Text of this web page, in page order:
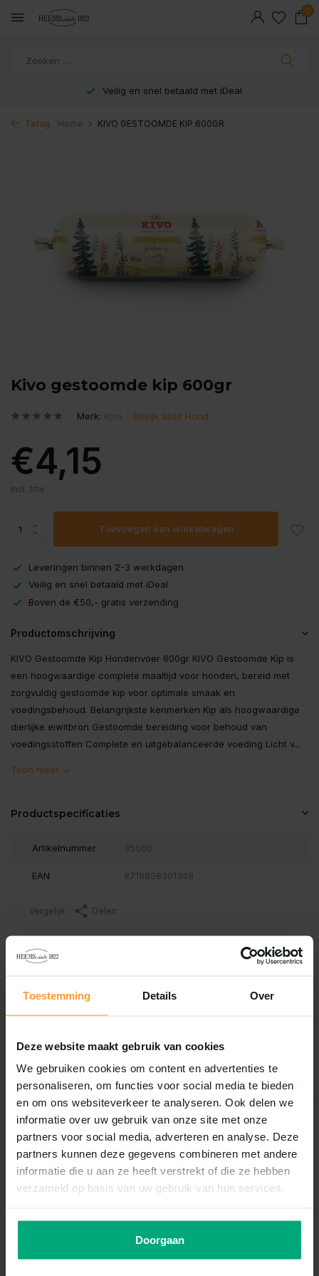
Toestemming Details Over
Deze website maakt gebruik van cookies
We gebruiken cookies om content en advertenties te
personaliseren, om functies voor social media te bieden
en om ons websiteverkeer te analyseren. Ook delen we
informatie over uw gebruik van onze site met onze
partners voor social media, adverteren en analyse. Deze
partners kunnen deze gegevens combineren met andere
informatie die u aan ze heeft verstrekt of die ze hebben
verzameld op basis van uw gebruik van hun services.
Doorgaan
0
Veilig en snel betaald met iDeal
Terug Home KIVO GESTOOMDE KIP 600GR
Kivo gestoomde kip 600gr
Merk: Kivo Bekijk alles Hond
€4,15
Incl. btw
Toevoegen aan winkelwagen
Leveringen binnen 2-3 werkdagen
Veilig en snel betaald met iDeal
Boven de €50,- gratis verzending
Productomschrijving
KIVO Gestoomde Kip Hondenvoer 600gr KIVO Gestoomde Kip is
een hoogwaardige complete maaltijd voor honden, bereid met
zorgvuldig gestoomde kip voor optimale smaak en
voedingsbehoud. Belangrijkste kenmerken Kip als hoogwaardige
dierlijke eiwitbron Gestoomde bereiding voor behoud van
voedingsstoffen Complete en uitgebalanceerde voeding Licht v...
Toon meer
Productspecificaties
Artikelnummer 35060
EAN 8718858301348
Vergelijk Delen
0/5 Based on 0 reviews
Schrijf je eigen review